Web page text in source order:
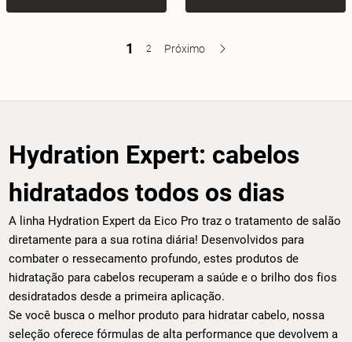
1 2 Próximo
Hydration Expert: cabelos
hidratados todos os dias
A linha Hydration Expert da Eico Pro traz o tratamento de salão
diretamente para a sua rotina diária! Desenvolvidos para
combater o ressecamento profundo, estes produtos de
hidratação para cabelos recuperam a saúde e o brilho dos fios
desidratados desde a primeira aplicação.
Se você busca o melhor produto para hidratar cabelo, nossa
seleção oferece fórmulas de alta performance que devolvem a